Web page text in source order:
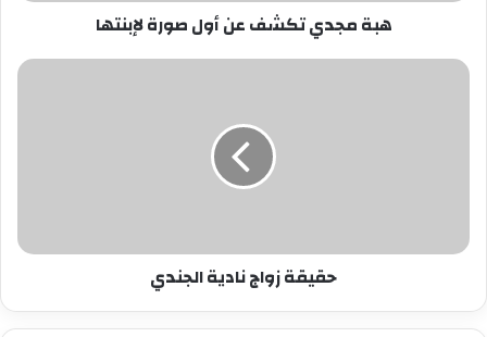
هبة مجدي تكشف عن أول صورة لإبنتها
حقيقة
حقيقة زواج نادية الجندي